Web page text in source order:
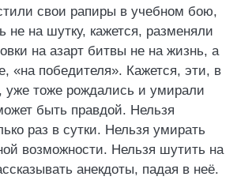
свои рапиры в учебном бою,
не на шутку, кажется, разменяли
на азарт битвы не на жизнь, а
«на победителя». Кажется, эти, в
уже тоже рождались и умирали
быть правдой. Нельзя
раз в сутки. Нельзя умирать
возможности. Нельзя шутить на
анекдоты, падая в неё.